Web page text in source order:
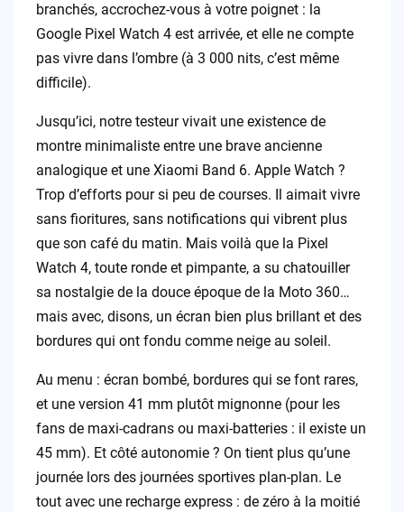
branchés, accrochez-vous à votre poignet : la
Google Pixel Watch 4 est arrivée, et elle ne compte
pas vivre dans l’ombre (à 3 000 nits, c’est même
difficile).
Jusqu’ici, notre testeur vivait une existence de
montre minimaliste entre une brave ancienne
analogique et une Xiaomi Band 6. Apple Watch ?
Trop d’efforts pour si peu de courses. Il aimait vivre
sans fioritures, sans notifications qui vibrent plus
que son café du matin. Mais voilà que la Pixel
Watch 4, toute ronde et pimpante, a su chatouiller
sa nostalgie de la douce époque de la Moto 360…
mais avec, disons, un écran bien plus brillant et des
bordures qui ont fondu comme neige au soleil.
Au menu : écran bombé, bordures qui se font rares,
et une version 41 mm plutôt mignonne (pour les
fans de maxi-cadrans ou maxi-batteries : il existe un
45 mm). Et côté autonomie ? On tient plus qu’une
journée lors des journées sportives plan-plan. Le
tout avec une recharge express : de zéro à la moitié